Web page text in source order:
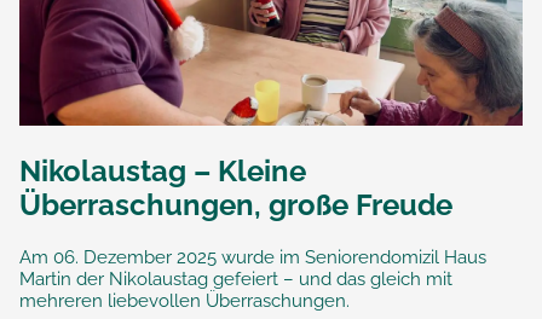
Nikolaustag – Kleine
Überraschungen, große Freude
Am 06. Dezember 2025 wurde im Seniorendomizil Haus
Martin der Nikolaustag gefeiert – und das gleich mit
mehreren liebevollen Überraschungen.